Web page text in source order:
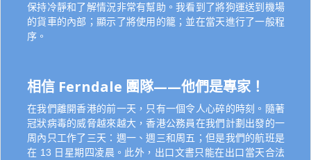
保持冷靜和了解情況非常有幫助。我看到了將狗運送到機場
的貨車的內部；顯示了將使用的籠；並在當天進行了一般程
序。
相信 Ferndale 團隊——他們是專家！
在我們離開香港的前一天，只有一個令人心碎的時刻。隨著
冠狀病毒的威脅越來越大，香港公務員在我們計劃出發的一
周內只工作了三天：週一、週三和周五；但是我們的航班是
在 13 日星期四凌晨。此外，出口文書只能在出口當天合法